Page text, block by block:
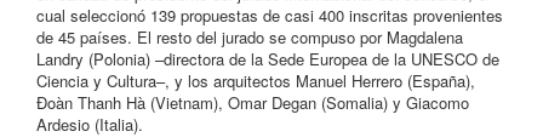
cual seleccionó 139 propuestas de casi 400 inscritas provenientes
de 45 países. El resto del jurado se compuso por Magdalena
Landry (Polonia) –directora de la Sede Europea de la UNESCO de
Ciencia y Cultura–, y los arquitectos Manuel Herrero (España),
Đoàn Thanh Hà (Vietnam), Omar Degan (Somalia) y Giacomo
Ardesio (Italia).